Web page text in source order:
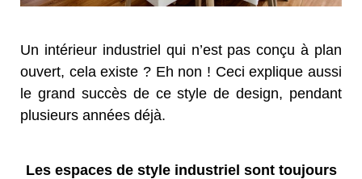
Un intérieur industriel qui n’est pas conçu à plan
ouvert, cela existe ? Eh non ! Ceci explique aussi
le grand succès de ce style de design, pendant
plusieurs années déjà.
Les espaces de style industriel sont toujours